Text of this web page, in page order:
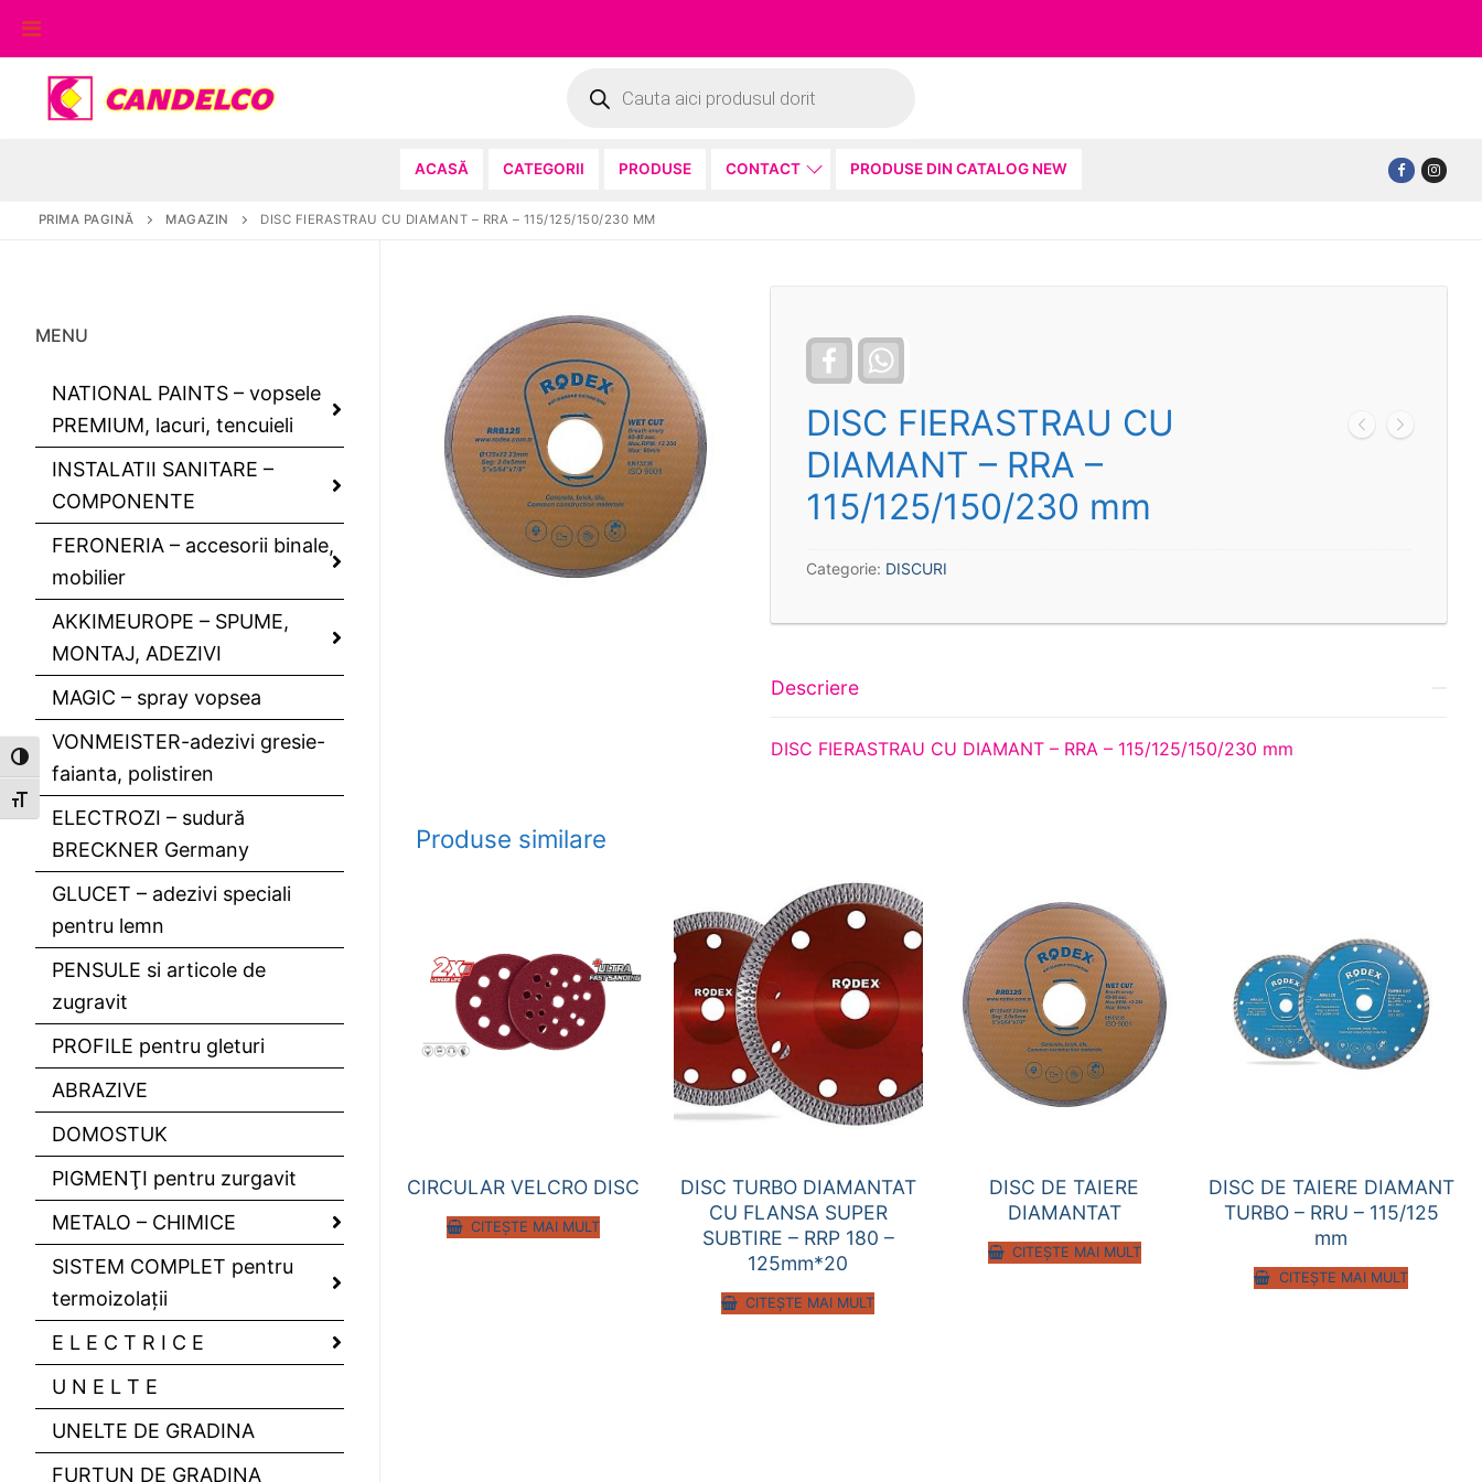
Toggle High Contrast
Toggle Font size
conținut
search
ACASĂ CATEGORII PRODUSE CONTACT PRODUSE DIN CATALOG NEW
PRIMA PAGINĂ MAGAZIN DISC FIERASTRAU CU DIAMANT – RRA – 115/125/150/230 MM
Facebook
DISC FIERASTRAU CU
DIAMANT – RRA –
115/125/150/230 mm
Categorie: DISCURI
Descriere
DISC FIERASTRAU CU DIAMANT – RRA – 115/125/150/230 mm
Produse similare
CIRCULAR VELCRO DISC
CITEȘTE MAI MULT
DISC TURBO DIAMANTAT
CU FLANSA SUPER
SUBTIRE – RRP 180 –
125mm*20
CITEȘTE MAI MULT
DISC DE TAIERE
DIAMANTAT
CITEȘTE MAI MULT
DISC DE TAIERE DIAMANT
TURBO – RRU – 115/125
mm
CITEȘTE MAI MULT
MENU
NATIONAL PAINTS – vopsele
PREMIUM, lacuri, tencuieli
INSTALATII SANITARE –
COMPONENTE
FERONERIA – accesorii binale,
mobilier
AKKIMEUROPE – SPUME,
MONTAJ, ADEZIVI
MAGIC – spray vopsea
VONMEISTER-adezivi gresie-
faianta, polistiren
ELECTROZI – sudură
BRECKNER Germany
GLUCET – adezivi speciali
pentru lemn
PENSULE si articole de
zugravit
PROFILE pentru gleturi
ABRAZIVE
DOMOSTUK
PIGMENŢI pentru zurgavit
METALO – CHIMICE
SISTEM COMPLET pentru
termoizolaţii
E L E C T R I C E
U N E L T E
UNELTE DE GRADINA
FURTUN DE GRADINA